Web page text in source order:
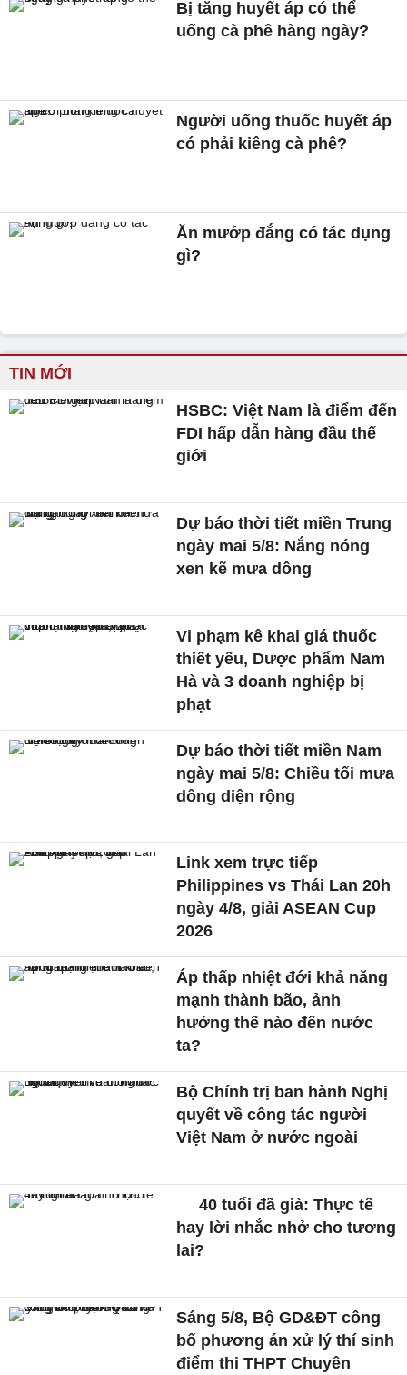
Bị tăng huyết áp có thể
uống cà phê hàng ngày?
Người uống thuốc huyết áp
có phải kiêng cà phê?
Ăn mướp đắng có tác dụng
gì?
TIN MỚI
HSBC: Việt Nam là điểm đến
FDI hấp dẫn hàng đầu thế
giới
Dự báo thời tiết miền Trung
ngày mai 5/8: Nắng nóng
xen kẽ mưa dông
Vi phạm kê khai giá thuốc
thiết yếu, Dược phẩm Nam
Hà và 3 doanh nghiệp bị
phạt
Dự báo thời tiết miền Nam
ngày mai 5/8: Chiều tối mưa
dông diện rộng
Link xem trực tiếp
Philippines vs Thái Lan 20h
ngày 4/8, giải ASEAN Cup
2026
Áp thấp nhiệt đới khả năng
mạnh thành bão, ảnh
hưởng thế nào đến nước
ta?
Bộ Chính trị ban hành Nghị
quyết về công tác người
Việt Nam ở nước ngoài
40 tuổi đã già: Thực tế
hay lời nhắc nhở cho tương
lai?
Sáng 5/8, Bộ GD&ĐT công
bố phương án xử lý thí sinh
điểm thi THPT Chuyên